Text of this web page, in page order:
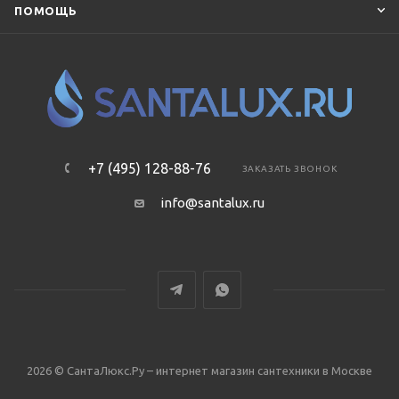
ПОМОЩЬ
+7 (495) 128-88-76 ЗАКАЗАТЬ ЗВОНОК
info@santalux.ru
2026 © СантаЛюкс.Ру – интернет магазин сантехники в Москве